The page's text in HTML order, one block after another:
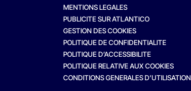
MENTIONS LEGALES
PUBLICITE SUR ATLANTICO
GESTION DES COOKIES
POLITIQUE DE CONFIDENTIALITE
POLITIQUE D’ACCESSIBILITE
POLITIQUE RELATIVE AUX COOKIES
CONDITIONS GENERALES D’UTILISATION